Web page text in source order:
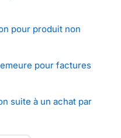
pour produit non
pour factures
suite à un achat par